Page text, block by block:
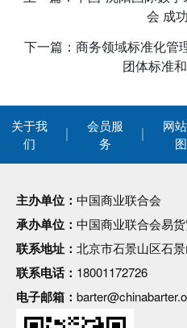
会 成
下一篇：商务领域标准化管
团体标准
关于我
们
会员服
务
网
图
主办单位： 中国商业联合会
承办单位： 中国商业联合会易
联系地址： 北京市石景山区石
联系电话： 18001172726
电子邮箱：